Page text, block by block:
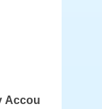
Accou